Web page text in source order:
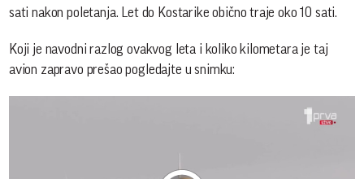
sati nakon poletanja. Let do Kostarike obično traje oko 10 sati.
Koji je navodni razlog ovakvog leta i koliko kilometara je taj
avion zapravo prešao pogledajte u snimku: